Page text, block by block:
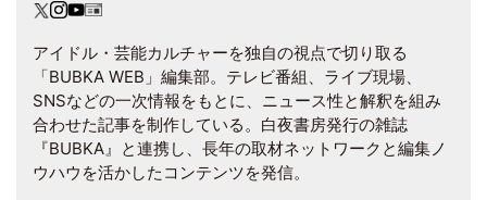
アイドル・芸能カルチャーを独自の視点で切り取る
「BUBKA WEB」編集部。テレビ番組、ライブ現場、
SNSなどの一次情報をもとに、ニュース性と解釈を組み
合わせた記事を制作している。白夜書房発行の雑誌
『BUBKA』と連携し、長年の取材ネットワークと編集ノ
ウハウを活かしたコンテンツを発信。